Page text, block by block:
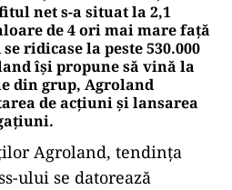
net s-a situat la 2,1
de 4 ori mai mare faţă
ridicase la peste 530.000
își propune să vină la
din grup, Agroland
de acțiuni și lansarea
Agroland, tendința
ului se datorează